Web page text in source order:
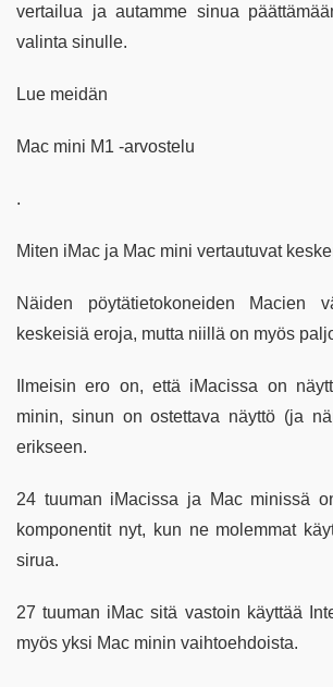
vertailua ja autamme sinua
valinta sinulle.
Lue meidän
Mac mini M1 -arvostelu
.
Miten iMac ja Mac mini vertautuvat
Näiden pöytätietokoneiden Macien
keskeisiä eroja, mutta niillä on myös
Ilmeisin ero on, että iMacissa on
minin, sinun on ostettava näyttö (ja
erikseen.
24 tuuman iMacissa ja Mac minissä
komponentit nyt, kun ne molemmat
sirua.
27 tuuman iMac sitä vastoin käyttää
myös yksi Mac minin vaihtoehdoista.